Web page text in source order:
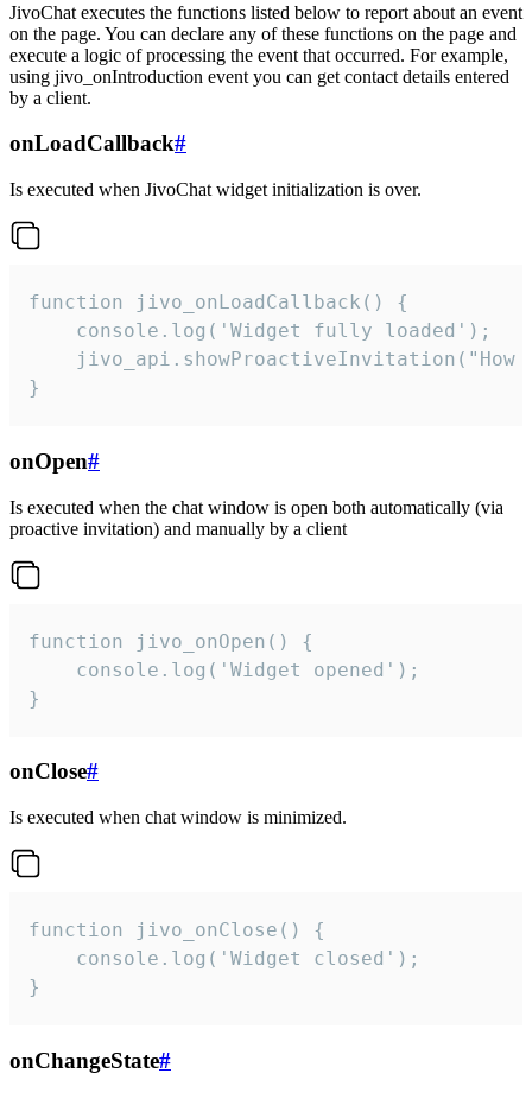
JivoChat executes the functions listed below to report about an event
on the page. You can declare any of these functions on the page and
execute a logic of processing the event that occurred. For example,
using jivo_onIntroduction event you can get contact details entered
by a client.
onLoadCallback#
Is executed when JivoChat widget initialization is over.
function jivo_onLoadCallback() {
    console.log('Widget fully loaded');
jivo_api.showProactiveInvitation("How
}
onOpen#
Is executed when the chat window is open both automatically (via
proactive invitation) and manually by a client
function jivo_onOpen() {
    console.log('Widget opened');
}
onClose#
Is executed when chat window is minimized.
function jivo_onClose() {
    console.log('Widget closed');
}
onChangeState#